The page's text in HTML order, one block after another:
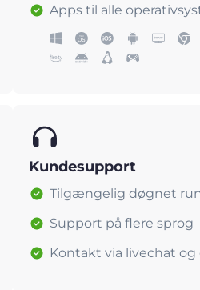
Apps til alle
Kundesupport
Tilgængelig døgnet
Support på flere sprog
Kontakt via livechat og